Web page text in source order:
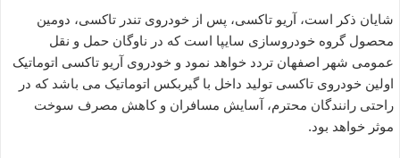
شایان ذکر است، آریو تاکسی، پس از خودروی تندر تاکسی، دومین
محصول گروه خودروسازی سایپا است که در ناوگان حمل و نقل
عمومی شهر اصفهان تردد خواهد نمود و خودروی آریو تاکسی اتوماتیک
اولین خودروی تاکسی تولید داخل با گیربکس اتوماتیک می باشد که در
راحتی رانندگان محترم، آسایش مسافران و کاهش مصرف سوخت
موثر خواهد بود.